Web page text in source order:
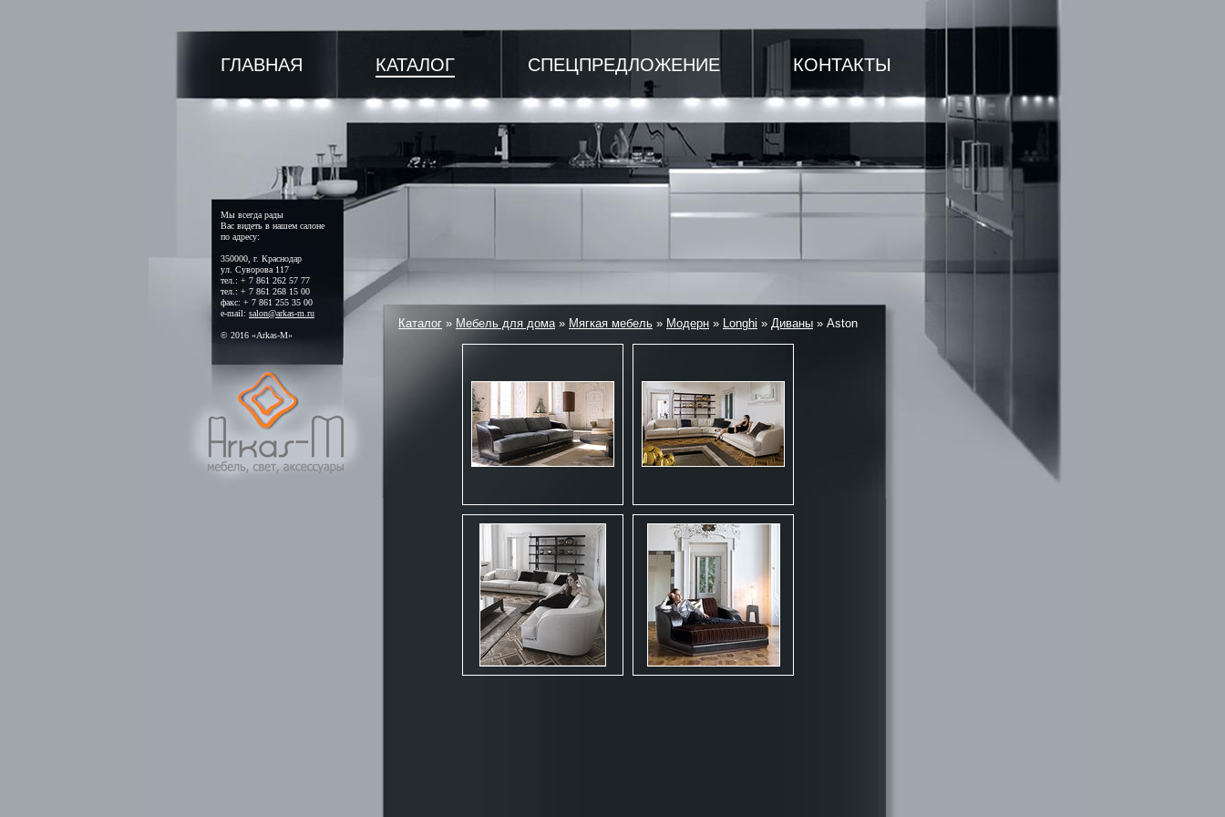
Мы всегда рады
Вас видеть в нашем салоне
по адресу:
350000, г. Краснодар
ул. Суворова 117
тел.: + 7 861 262 57 77
тел.: + 7 861 268 15 00
факс: + 7 861 255 35 00
e-mail: salon@arkas-m.ru
© 2016 «Arkas-M»
ГЛАВНАЯ КАТАЛОГ СПЕЦПРЕДЛОЖЕНИЕ КОНТАКТЫ
Каталог » Мебель для дома» Мягкая мебель » Модерн » Longhi » Диваны » Aston